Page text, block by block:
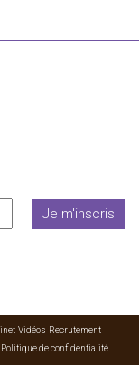
Je m'inscris
Vidéos Recrutement
Politique de confidentialité